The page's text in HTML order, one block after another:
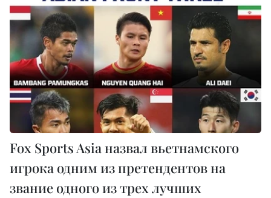
Fox Sports Asia назвал вьетнамского
игрока одним из претендентов на
звание одного из трех лучших